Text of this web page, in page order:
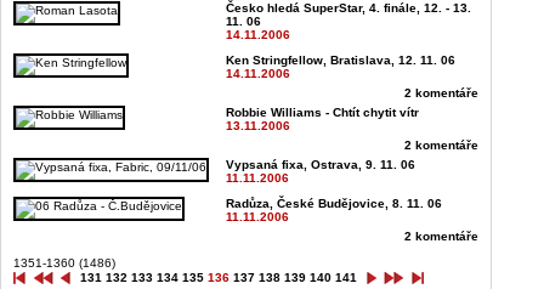
Česko hledá SuperStar, 4. finále, 12. - 13.
11. 06
14.11.2006
Ken Stringfellow, Bratislava, 12. 11. 06
14.11.2006
2 komentáře
Robbie Williams - Chtít chytit vítr
13.11.2006
2 komentáře
Vypsaná fixa, Ostrava, 9. 11. 06
11.11.2006
Radůza, České Budějovice, 8. 11. 06
11.11.2006
2 komentáře
1351-1360 (1486)
131 132 133 134 135 136 137 138 139 140 141